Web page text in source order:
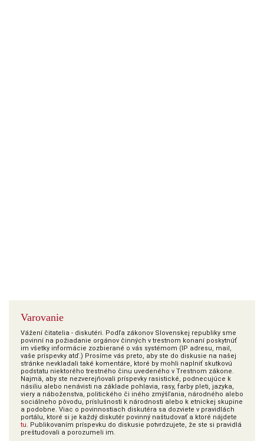
Varovanie
Vážení čitatelia - diskutéri. Podľa zákonov Slovenskej republiky sme
povinní na požiadanie orgánov činných v trestnom konaní poskytnúť
im všetky informácie zozbierané o vás systémom (IP adresu, mail,
vaše príspevky atď.) Prosíme vás preto, aby ste do diskusie na našej
stránke nevkladali také komentáre, ktoré by mohli naplniť skutkovú
podstatu niektorého trestného činu uvedeného v Trestnom zákone.
Najmä, aby ste nezverejňovali príspevky rasistické, podnecujúce k
násiliu alebo nenávisti na základe pohlavia, rasy, farby pleti, jazyka,
viery a náboženstva, politického či iného zmýšľania, národného alebo
sociálneho pôvodu, príslušnosti k národnosti alebo k etnickej skupine
a podobne. Viac o povinnostiach diskutéra sa dozviete v pravidlách
portálu, ktoré si je každý diskutér povinný naštudovať a ktoré nájdete
tu. Publikovaním príspevku do diskusie potvrdzujete, že ste si pravidlá
preštudovali a porozumeli im.